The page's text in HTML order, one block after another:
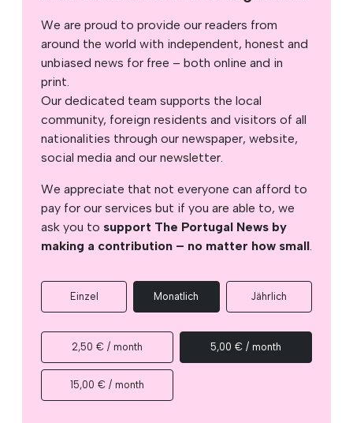
We are proud to provide our readers from
around the world with independent, honest and
unbiased news for free – both online and in
print.
Our dedicated team supports the local
community, foreign residents and visitors of all
nationalities through our newspaper, website,
social media and our newsletter.
We appreciate that not everyone can afford to
pay for our services but if you are able to, we
ask you to support The Portugal News by
making a contribution – no matter how small.
Einzel Monatlich Jährlich
2,50 € / month 5,00 € / month
15,00 € / month